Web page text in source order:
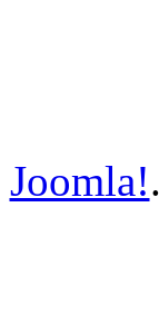
Joomla!